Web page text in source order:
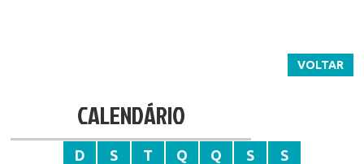
VOLTAR
CALENDÁRIO
D S T Q Q S
S